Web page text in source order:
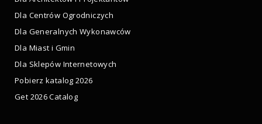
Dla Centrów Ogrodniczych
Dla Generalnych Wykonawców
Dla Miast i Gmin
Dla Sklepów Internetowych
Pobierz katalog 2026
Get 2026 Catalog